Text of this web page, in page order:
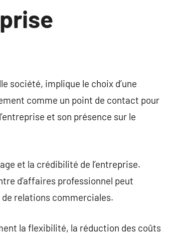
société, implique le choix d’une
comme un point de contact pour
et son présence sur le
et la crédibilité de l’entreprise.
d’affaires professionnel peut
relations commerciales.
la flexibilité, la réduction des coûts